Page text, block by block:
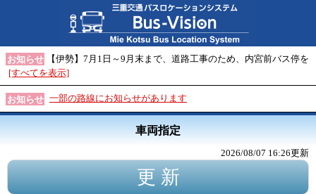
お知らせ
【伊勢】7月1日～9月末まで、道路工事のため、内宮前バス停を
[すべてを表示]
お知らせ 一部の路線にお知らせがあります
車両指定
2026/08/07 16:26更新